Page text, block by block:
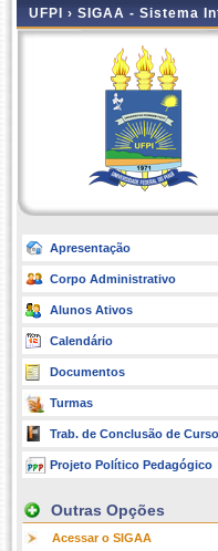
UFPI › SIGAA - Sistema
Apresentação
Corpo Administrativo
Alunos Ativos
Calendário
Documentos
Turmas
Trab. de Conclusão de Curso
Projeto Político Pedagógico
Outras Opções
Acessar o SIGAA